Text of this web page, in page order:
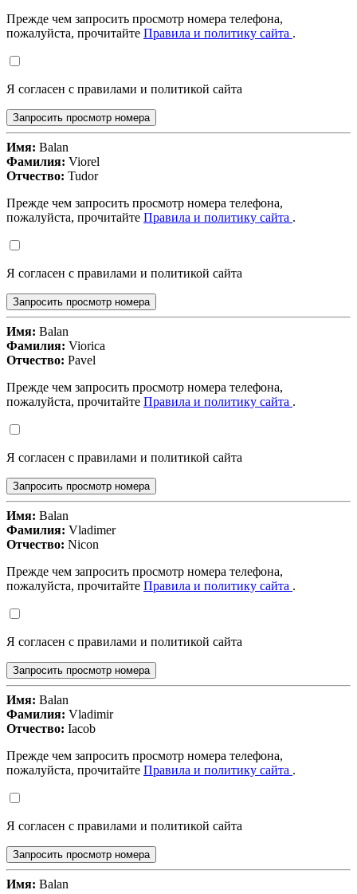
Прежде чем запросить просмотр номера телефона,
пожалуйста, прочитайте Правила и политику сайта .
Я согласен с правилами и политикой сайта
Запросить просмотр номера
Имя: Balan
Фамилия: Viorel
Отчество: Tudor
Прежде чем запросить просмотр номера телефона,
пожалуйста, прочитайте Правила и политику сайта .
Я согласен с правилами и политикой сайта
Запросить просмотр номера
Имя: Balan
Фамилия: Viorica
Отчество: Pavel
Прежде чем запросить просмотр номера телефона,
пожалуйста, прочитайте Правила и политику сайта .
Я согласен с правилами и политикой сайта
Запросить просмотр номера
Имя: Balan
Фамилия: Vladimer
Отчество: Nicon
Прежде чем запросить просмотр номера телефона,
пожалуйста, прочитайте Правила и политику сайта .
Я согласен с правилами и политикой сайта
Запросить просмотр номера
Имя: Balan
Фамилия: Vladimir
Отчество: Iacob
Прежде чем запросить просмотр номера телефона,
пожалуйста, прочитайте Правила и политику сайта .
Я согласен с правилами и политикой сайта
Запросить просмотр номера
Имя: Balan